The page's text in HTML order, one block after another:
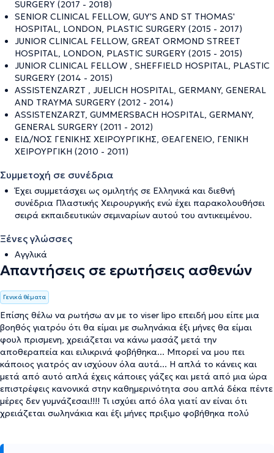
SURGERY (2017 - 2018)
SENIOR CLINICAL FELLOW, GUY'S AND ST THOMAS'
HOSPITAL, LONDON, PLASTIC SURGERY (2015 - 2017)
JUNIOR CLINICAL FELLOW, GREAT ORMOND STREET
HOSPITAL, LONDON, PLASTIC SURGERY (2015 - 2015)
JUNIOR CLINICAL FELLOW , SHEFFIELD HOSPITAL, PLASTIC
SURGERY (2014 - 2015)
ASSISTENZARZT , JUELICH HOSPITAL, GERMANY, GENERAL
AND TRAYMA SURGERY (2012 - 2014)
ASSISTENZARZT, GUMMERSBACH HOSPITAL, GERMANY,
GENERAL SURGERY (2011 - 2012)
ΕΙΔ/ΝΟΣ ΓΕΝΙΚΗΣ ΧΕΙΡΟΥΡΓΙΚΗΣ, ΘΕΑΓΕΝΕΙΟ, ΓΕΝΙΚΗ
ΧΕΙΡΟΥΡΓΙΚΗ (2010 - 2011)
Συμμετοχή σε συνέδρια
Έχει συμμετάσχει ως ομιλητής σε Ελληνικά και διεθνή
συνέδρια Πλαστικής Χειρουργικής ενώ έχει παρακολουθήσει
σειρά εκπαιδευτικών σεμιναρίων αυτού του αντικειμένου.
Ξένες γλώσσες
Αγγλικά
Απαντήσεις σε ερωτήσεις ασθενών
Γενικά θέματα
Επίσης θέλω να ρωτήσω αν με το viser lipo επειδή μου είπε μια
βοηθός γιατρόυ ότι θα είμαι με σωληνάκια έξι μήνες θα είμαι
φουλ πρισμενη, χρειάζεται να κάνω μασάζ μετά την
αποθεραπεία και ειλικρινά φοβήθηκα... Μπορεί να μου πει
κάποιος γιατρός αν ισχύουν όλα αυτά... Η απλά το κάνεις και
μετά από αυτό απλά έχεις κάποιες γάζες και μετά από μια ώρα
επιστρέφεις κανονικά στην καθημερινότητα σου απλά δέκα πέντε
μέρες δεν γυμνάζεσαι!!!! Τι ισχύει από όλα γιατί αν είναι ότι
χρειάζεται σωληνάκια και έξι μήνες πριξιμο φοβήθηκα πολύ